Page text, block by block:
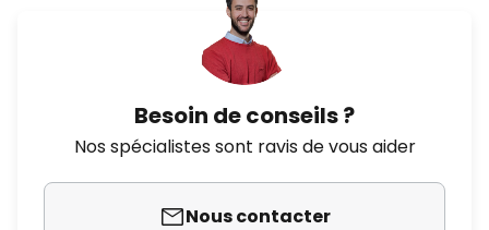
Besoin de conseils ?
Nos spécialistes sont ravis de vous aider
Nous contacter